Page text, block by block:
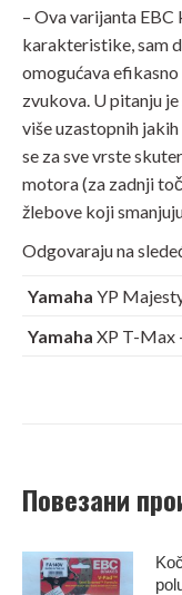
– Ova varijanta
karakteristike, sam
omogućava
zvukova. U pitanju
više uzastopnih
se za sve vrste
motora (za zadnji
žlebove koji
Odgovaraju na
Yamaha YP
Yamaha XP T-Max
Повезани